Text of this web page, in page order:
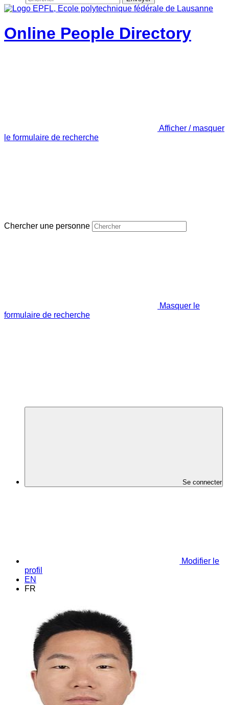
Online People Directory
Afficher / masquer
le formulaire de recherche
Chercher une personne
Masquer le
formulaire de recherche
Se connecter
Modifier le
profil
EN
FR